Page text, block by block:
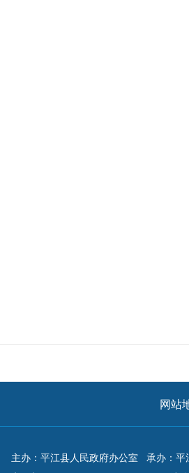
网站
主办：平江县人民政府办公室 承办：平